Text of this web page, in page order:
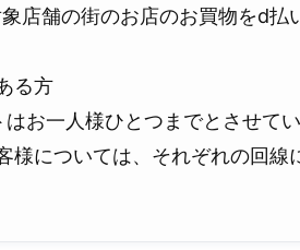
店舗の街のお店のお買物をd払
る方
お一人様ひとつまでとさせてい
様については、それぞれの回線